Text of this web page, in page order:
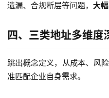
遗漏、合规断层等问题， 大
四、三类地址多维度
跳出概念定义，从成本、风
准匹配企业自身需求。